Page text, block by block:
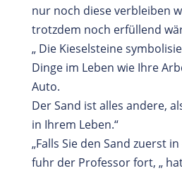
nur noch diese verbleiben
trotzdem noch erfüllend
„ Die Kieselsteine
Dinge im Leben wie Ihre
Auto.
Der Sand ist alles andere,
in Ihrem Leben.“
„Falls Sie den Sand zuerst
fuhr der Professor fort, „